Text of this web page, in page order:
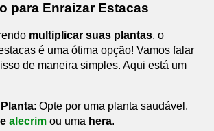
para Enraizar Estacas
multiplicar suas plantas, o
é uma ótima opção! Vamos falar
de maneira simples. Aqui está um
: Opte por uma planta saudável,
alecrim ou uma hera.